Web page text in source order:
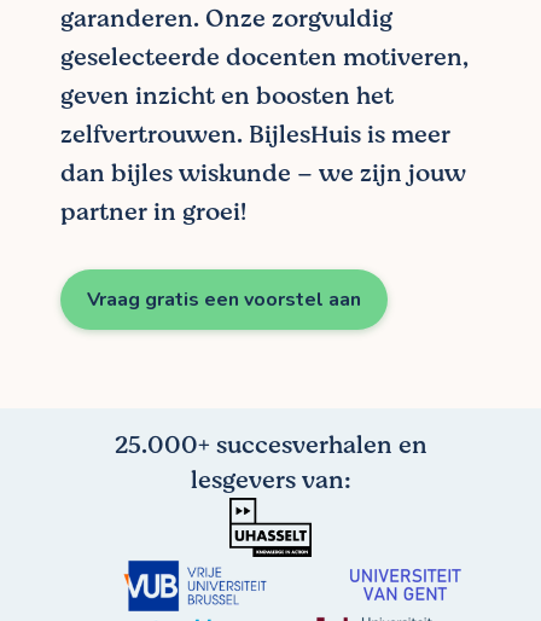
garanderen. Onze zorgvuldig
geselecteerde docenten motiveren,
geven inzicht en boosten het
zelfvertrouwen. BijlesHuis is meer
dan bijles wiskunde – we zijn jouw
partner in groei!
Vraag gratis een voorstel aan
25.000+ succesverhalen en
lesgevers van: